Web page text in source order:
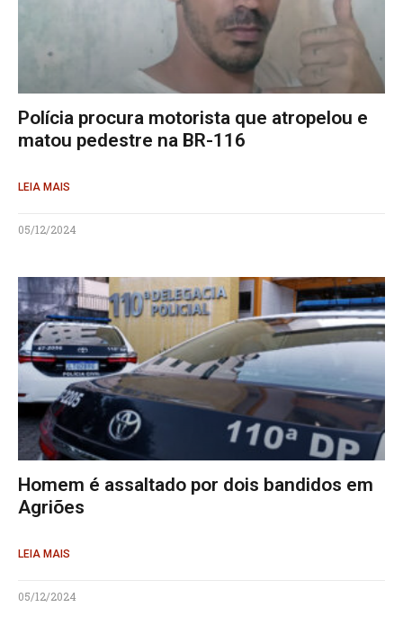
Polícia procura motorista que atropelou e
matou pedestre na BR-116
LEIA MAIS
05/12/2024
Homem é assaltado por dois bandidos em
Agriões
LEIA MAIS
05/12/2024